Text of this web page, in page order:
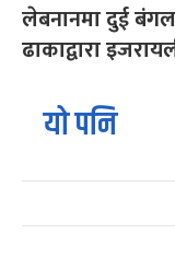
लेबनानमा दुई
ढाकाद्वारा
यो पनि